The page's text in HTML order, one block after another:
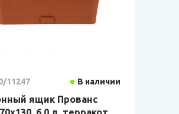
11247 В наличии
ящик Прованс